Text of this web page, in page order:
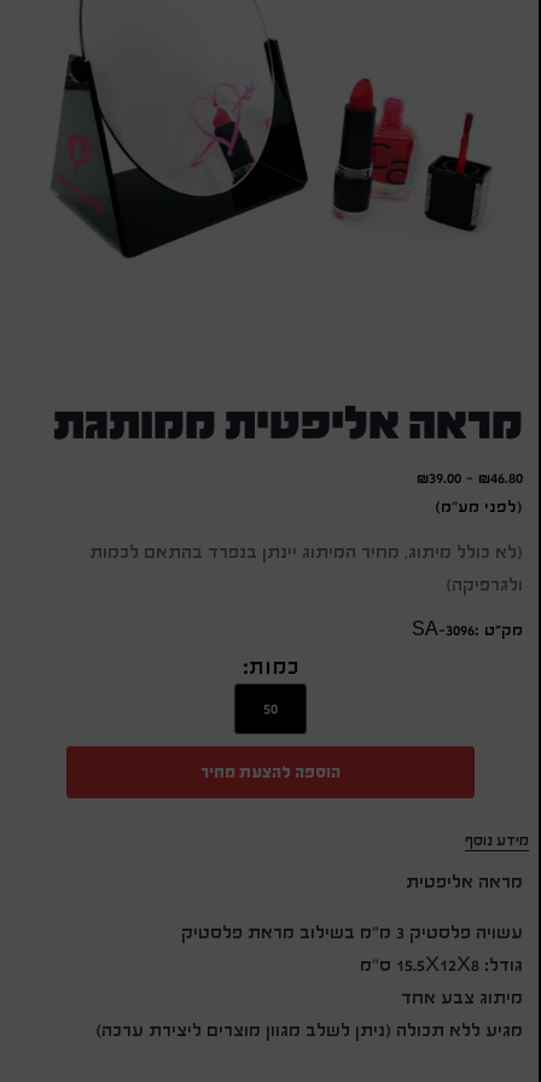
מראה אליפטית ממותגת
₪46.80
-
₪39.00
(לפני מע"מ)
(לא כולל מיתוג, מחיר המיתוג יינתן בנפרד בהתאם לכמות
ולגרפיקה)
מק״ט :SA-3096
כמות:
הוספה להצעת מחיר
מידע נוסף
מראה אליפטית
עשויה פלסטיק 3 מ"מ בשילוב מראת פלסטיק
גודל: 15.5X12X8 ס”מ
מיתוג צבע אחד
מגיע ללא תכולה (ניתן לשלב מגוון מוצרים ליצירת ערכה)